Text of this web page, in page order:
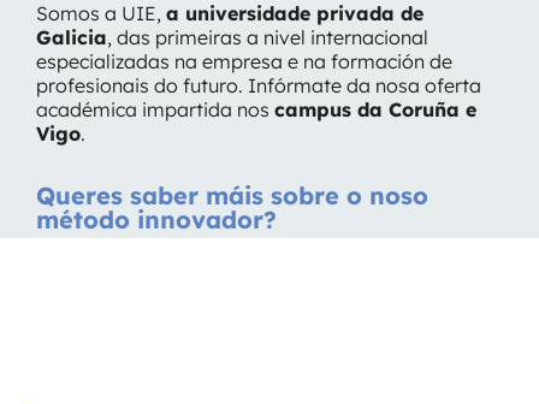
Somos a UIE, a universidade privada de
Galicia, das primeiras a nivel internacional
especializadas na empresa e na formación de
profesionais do futuro. Infórmate da nosa oferta
académica impartida nos campus da Coruña e
Vigo.
Queres saber máis sobre o noso
método innovador?